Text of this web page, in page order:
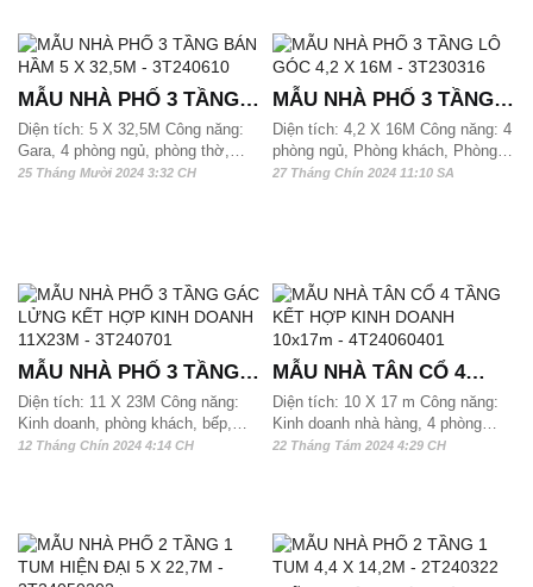
đơn giản và tinh tế
MẪU NHÀ PHỐ 3 TẦNG
BÁN HẦM 5 X 32,5M -
3T240610
Diện tích: 5 X 32,5M Công năng:
Gara, 4 phòng ngủ, phòng thờ,
phòng khách, phòng bếp ăn, kho,
25 Tháng Mười 2024 3:32 CH
MẪU NHÀ PHỐ 3 TẦNG
LÔ GÓC 4,2 X 16M -
3T230316
Diện tích: 4,2 X 16M Công năng: 4
phòng ngủ, Phòng khách, Phòng
bếp ăn, phòng thờ và 3 wc, sân
27 Tháng Chín 2024 11:10 SA
MẪU NHÀ PHỐ 3 TẦNG
GÁC LỬNG KẾT HỢP
KINH DOANH 11X23M -
3T240701
Diện tích: 11 X 23M Công năng:
Kinh doanh, phòng khách, bếp,
phòng thờ, 4 phòng ngủ, kho và 3
12 Tháng Chín 2024 4:14 CH
MẪU NHÀ TÂN CỔ 4
TẦNG KẾT HỢP KINH
DOANH 10x17m -
4T24060401
Diện tích: 10 X 17 m Công năng:
Kinh doanh nhà hàng, 4 phòng
ngủ, phòng bếp ăn và 7 wc Thiết
22 Tháng Tám 2024 4:29 CH